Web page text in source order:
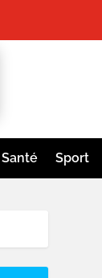
Santé Sport